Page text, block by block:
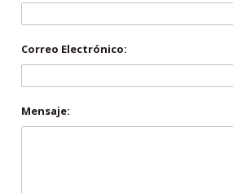
Correo Electrónico:
Mensaje: